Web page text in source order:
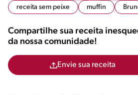
receita sem peixe
muffin
Compartilhe sua receita
da nossa comunidade!
Envie sua receita